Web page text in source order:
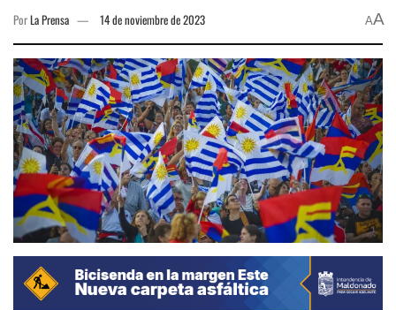
PorLa Prensa 14 de noviembre de 2023 AA